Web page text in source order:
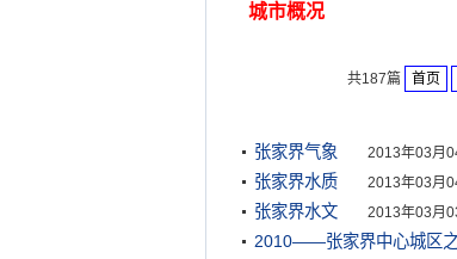
城市概况
共187篇 首页
张家界气象 2013年03月
张家界水质 2013年03月
张家界水文 2013年03月
2010——张家界中心城区